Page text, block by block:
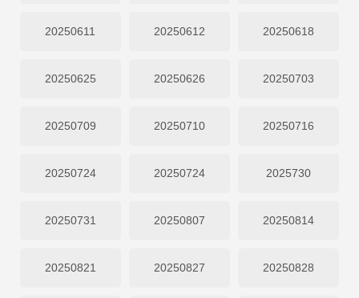
20250611 20250612 20250618
20250625 20250626 20250703
20250709 20250710 20250716
20250724 20250724 2025730
20250731 20250807 20250814
20250821 20250827 20250828